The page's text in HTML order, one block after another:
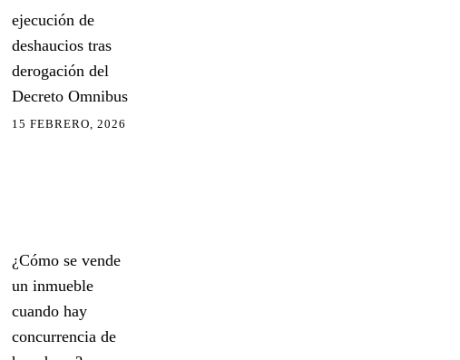
ejecución de
deshaucios tras
derogación del
Decreto Omnibus
15 FEBRERO, 2026
¿Cómo se vende
un inmueble
cuando hay
concurrencia de